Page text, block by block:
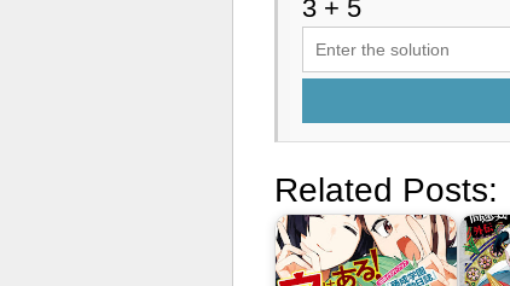
Related Posts: